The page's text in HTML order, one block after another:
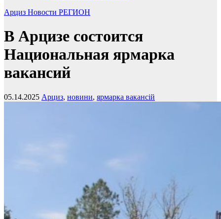
Арциз Новости РЕГИОН
В Арцизе состоится
Национальная ярмарка
вакансий
05.14.2025 Арциз, новини, ярмарка вакансій